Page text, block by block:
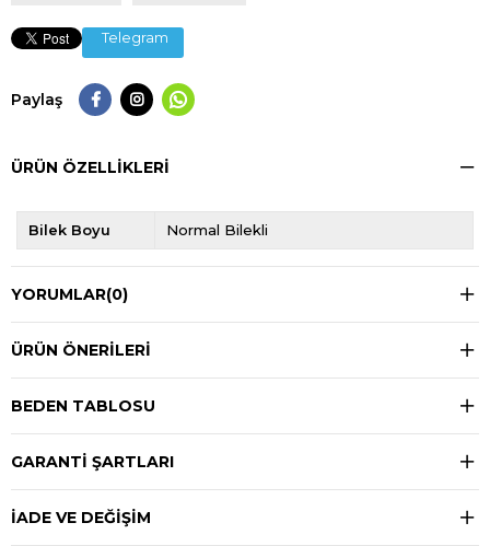
Telegram
Paylaş
ÜRÜN ÖZELLIKLERI
Bilek Boyu Normal Bilekli
YORUMLAR(0)
ÜRÜN ÖNERILERI
BEDEN TABLOSU
GARANTİ ŞARTLARI
İADE VE DEĞİŞİM